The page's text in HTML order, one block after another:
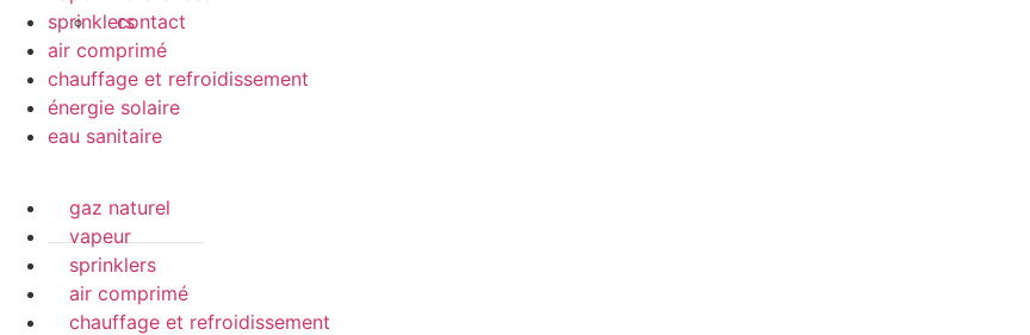
contact
sprinklers
air comprimé
chauffage et refroidissement
énergie solaire
eau sanitaire
gaz naturel
vapeur
sprinklers
air comprimé
chauffage et refroidissement